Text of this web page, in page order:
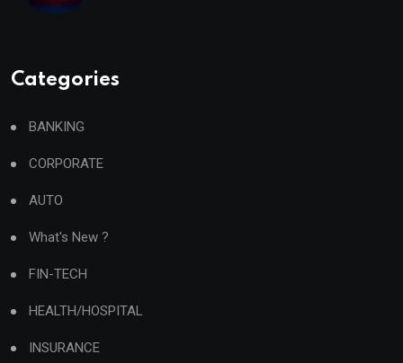
Categories
BANKING
CORPORATE
AUTO
What's New ?
FIN-TECH
HEALTH/HOSPITAL
INSURANCE